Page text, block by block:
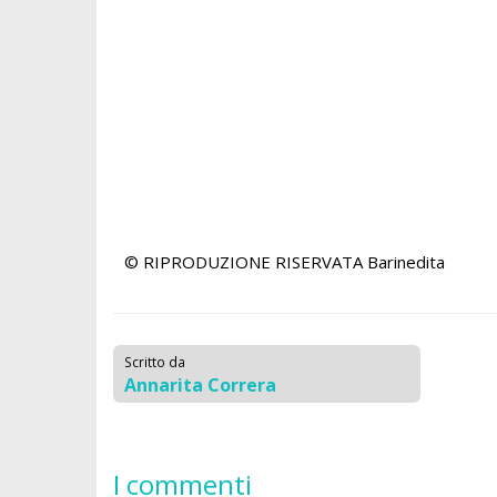
© RIPRODUZIONE RISERVATA Barinedita
Scritto da
Annarita Correra
I commenti